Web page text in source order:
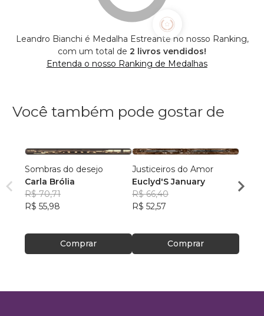
Leandro Bianchi é Medalha Estreante no nosso Ranking,
com um total de 2 livros vendidos!
Entenda o nosso Ranking de Medalhas
Você também pode gostar de
Sombras do desejo
Carla Brólia
R$ 70,71
R$ 55,98
Comprar
Justiceiros do Amor
Euclyd'S January
R$ 66,40
R$ 52,57
Comprar
R$